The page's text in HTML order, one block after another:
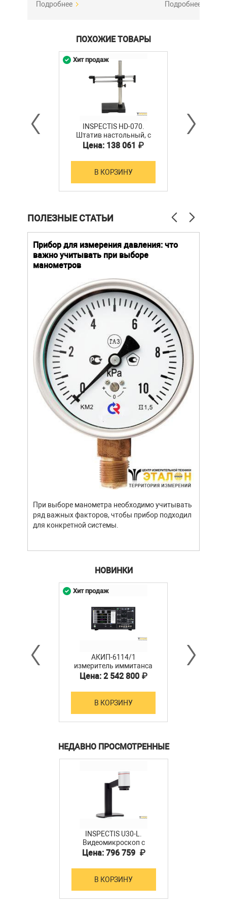
Подробнее Подробнее
ПОХОЖИЕ ТОВАРЫ
INSPECTIS HD-070.
Штатив настольный, с
двумя штангами
Цена: 138 061 ₽
В КОРЗИНУ
Хит продаж
ПОЛЕЗНЫЕ СТАТЬИ
Прибор для измерения давления: что
важно учитывать при выборе
манометров
При выборе манометра необходимо учитывать
ряд важных факторов, чтобы прибор подходил
для конкретной системы.
НОВИНКИ
АКИП-6114/1
измеритель иммитанса
Цена: 2 542 800 ₽
В КОРЗИНУ
Хит продаж
НЕДАВНО ПРОСМОТРЕННЫЕ
INSPECTIS U30-L.
Видеомикроскоп с
лазерным указателем
РД 228мм, HDMI, штатив
с подсветкой)
Цена: 796 759 ₽
В КОРЗИНУ